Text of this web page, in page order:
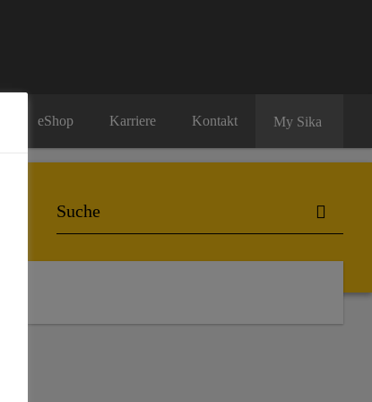
eShop Karriere Kontakt My Sika